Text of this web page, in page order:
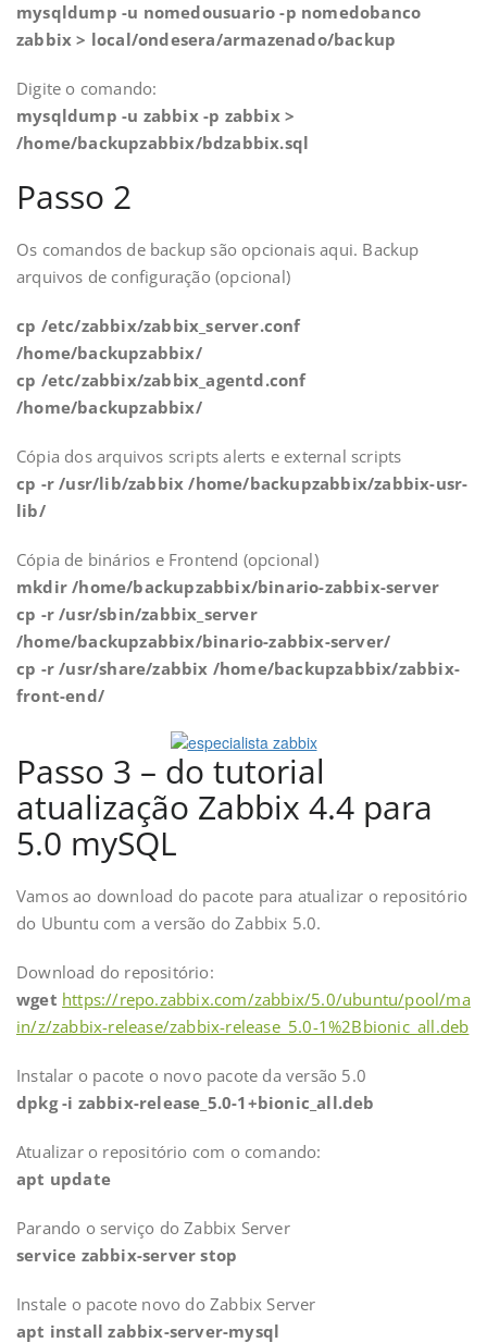
mysqldump -u nomedousuario -p nomedobanco
zabbix > local/ondesera/armazenado/backup
Digite o comando:
mysqldump -u zabbix -p zabbix >
/home/backupzabbix/bdzabbix.sql
Passo 2
Os comandos de backup são opcionais aqui. Backup
arquivos de configuração (opcional)
cp /etc/zabbix/zabbix_server.conf
/home/backupzabbix/
cp /etc/zabbix/zabbix_agentd.conf
/home/backupzabbix/
Cópia dos arquivos scripts alerts e external scripts
cp -r /usr/lib/zabbix /home/backupzabbix/zabbix-usr-
lib/
Cópia de binários e Frontend (opcional)
mkdir /home/backupzabbix/binario-zabbix-server
cp -r /usr/sbin/zabbix_server
/home/backupzabbix/binario-zabbix-server/
cp -r /usr/share/zabbix /home/backupzabbix/zabbix-
front-end/
Passo 3 – do tutorial
atualização Zabbix 4.4 para
5.0 mySQL
Vamos ao download do pacote para atualizar o repositório
do Ubuntu com a versão do Zabbix 5.0.
Download do repositório:
wget https://repo.zabbix.com/zabbix/5.0/ubuntu/pool/ma
in/z/zabbix-release/zabbix-release_5.0-1%2Bbionic_all.deb
Instalar o pacote o novo pacote da versão 5.0
dpkg -i zabbix-release_5.0-1+bionic_all.deb
Atualizar o repositório com o comando:
apt update
Parando o serviço do Zabbix Server
service zabbix-server stop
Instale o pacote novo do Zabbix Server
apt install zabbix-server-mysql